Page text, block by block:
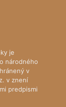
je
národného
v
v znení
predpismi